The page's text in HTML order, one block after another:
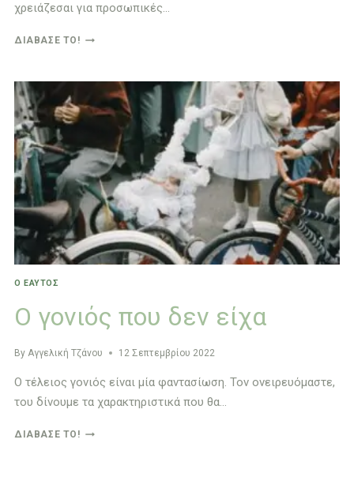
χρειάζεσαι για προσωπικές…
ΔΙΆΒΑΣΈ ΤΟ!ΚΑΛΟΚΑΙΡΙΝΆ
Ο ΕΑΥΤΌΣ
Ο γονιός που δεν είχα
By Αγγελική Τζάνου 12 Σεπτεμβρίου 2022
Ο τέλειος γονιός είναι μία φαντασίωση. Τον ονειρευόμαστε,
του δίνουμε τα χαρακτηριστικά που θα…
ΔΙΆΒΑΣΈ ΤΟ!Ο